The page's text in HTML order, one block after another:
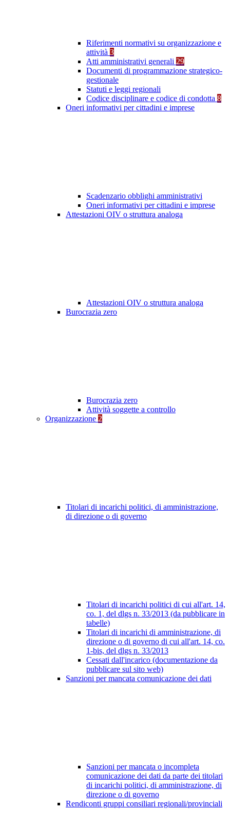
Riferimenti normativi su organizzazione e
attività 3
Atti amministrativi generali 29
Documenti di programmazione strategico-
gestionale
Statuti e leggi regionali
Codice disciplinare e codice di condotta 8
Oneri informativi per cittadini e imprese
Scadenzario obblighi amministrativi
Oneri informativi per cittadini e imprese
Attestazioni OIV o struttura analoga
Attestazioni OIV o struttura analoga
Burocrazia zero
Burocrazia zero
Attività soggette a controllo
Organizzazione 2
Titolari di incarichi politici, di amministrazione,
di direzione o di governo
Titolari di incarichi politici di cui all'art. 14,
co. 1, del dlgs n. 33/2013 (da pubblicare in
tabelle)
Titolari di incarichi di amministrazione, di
direzione o di governo di cui all'art. 14, co.
1-bis, del dlgs n. 33/2013
Cessati dall'incarico (documentazione da
pubblicare sul sito web)
Sanzioni per mancata comunicazione dei dati
Sanzioni per mancata o incompleta
comunicazione dei dati da parte dei titolari
di incarichi politici, di amministrazione, di
direzione o di governo
Rendiconti gruppi consiliari regionali/provinciali